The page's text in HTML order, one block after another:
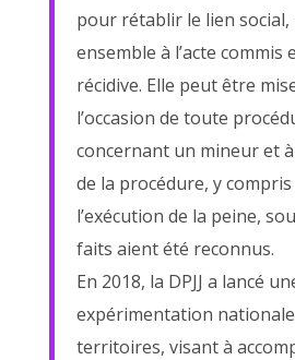
pour rétablir le lien
ensemble à l’acte commis
récidive. Elle peut être
l’occasion de toute
concernant un mineur et
de la procédure, y
l’exécution de la peine,
faits aient été reconnus.
En 2018, la DPJJ a lancé
expérimentation
territoires, visant à